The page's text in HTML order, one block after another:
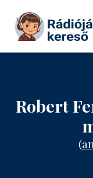
Tovább a
Robert
(